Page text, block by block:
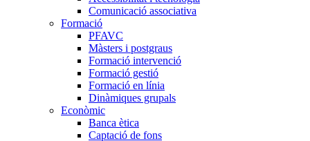
Comunicació associativa
Formació
PFAVC
Màsters i postgraus
Formació intervenció
Formació gestió
Formació en línia
Dinàmiques grupals
Econòmic
Banca ètica
Captació de fons